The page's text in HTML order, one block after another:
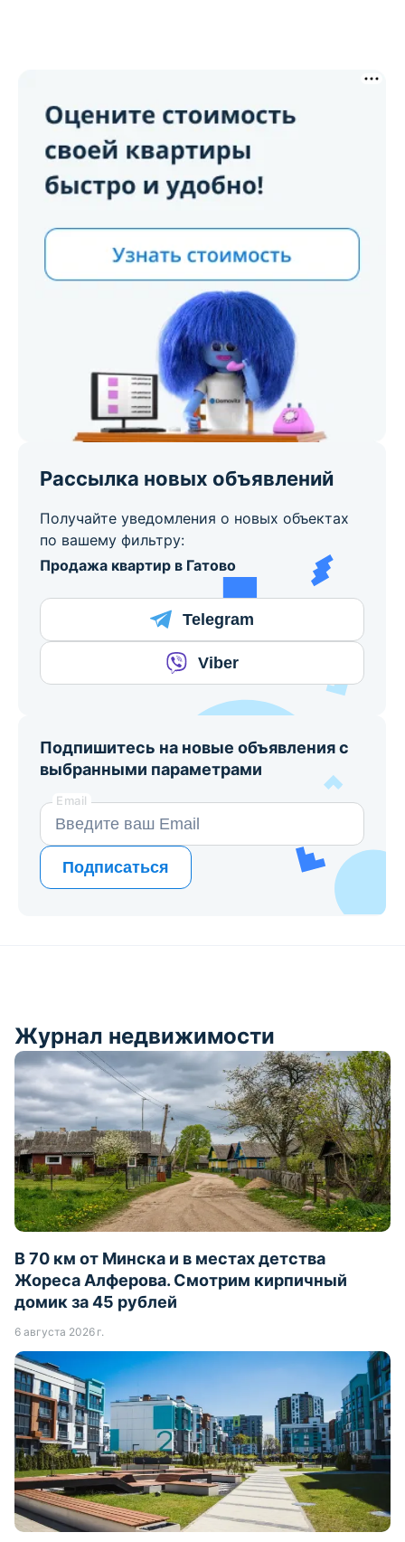
Рассылка новых объявлений
Получайте уведомления о новых объектах
по вашему фильтру:
Продажа квартир в Гатово
Telegram
Viber
Подпишитесь на новые объявления с
выбранными параметрами
Email
Подписаться
Журнал недвижимости
В 70 км от Минска и в местах детства
Жореса Алферова. Смотрим кирпичный
домик за 45 рублей
6 августа 2026 г.